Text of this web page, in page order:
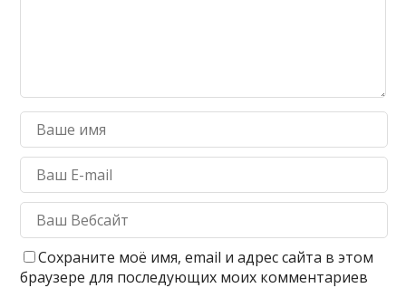
Сохраните моё имя, email и адрес сайта в этом
браузере для последующих моих комментариев